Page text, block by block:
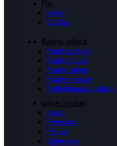
Flis
Jakne
Dodaci
Radna odjeća
Radni prsluci
Radne hlače
Radne jakne
Radne majice
Reflektirajuća odjeća
Jakne i prsluci
Jakne
Premium
Prsluci
Vjetrovke